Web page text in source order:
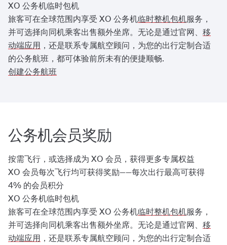
XO 公务机临时包机
旅客可在全球范围内享受 XO 公务机临时整机包机服务，
并可选择向同机乘客出售额外坐席。无论是通过官网、 移
动端应用 ，还是联系专属航空顾问，为您的出行定制合适
的公务航班，都可体验前所未有的便捷顺畅.
创建公务航班
公务机会员奖励
按需飞行，或选择成为 XO 会员，获得更多专属权益
XO 会员每次飞行均可获得奖励——每次出行最高可获得
4% 的会员积分
XO 公务机临时包机
旅客可在全球范围内享受 XO 公务机临时整机包机服务，
并可选择向同机乘客出售额外坐席。无论是通过官网、 移
动端应用 ，还是联系专属航空顾问，为您的出行定制合适